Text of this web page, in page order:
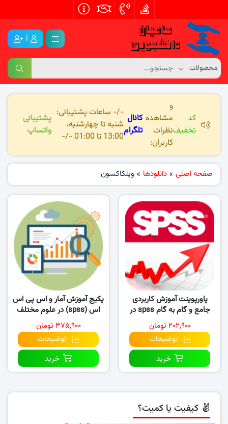
|
کد
تخفیف
و
مشاهده
نظرات
کاربران:
کانال
تلگرام
-/- ساعات پشتیبانی:
شنبه تا چهارشنبه،
13:00 تا 01:00 -/-
پشتیبانی
واتساپ
صفحه اصلی » دانلودها » ویلکاکسون
پاورپوینت آموزش کاربردی
جامع و گام به گام spss در
فیزیولوژی ورزش
۲۰۲,۹۰۰ تومان
توضیحات
خرید
پکیج آموزش آمار و اس پی اس
اس (spss) در علوم مختلف
۳۷۵,۹۰۰ تومان
توضیحات
خرید
کیفیت یا کمیت؟